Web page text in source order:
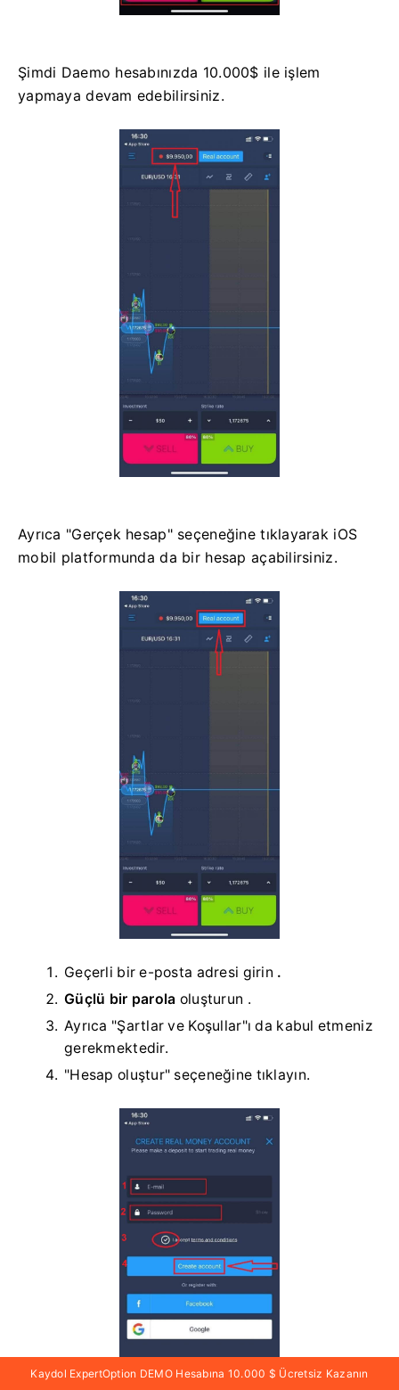
Şimdi Daemo hesabınızda 10.000$ ile işlem
yapmaya devam edebilirsiniz.
Ayrıca "Gerçek hesap" seçeneğine tıklayarak iOS
mobil platformunda da bir hesap açabilirsiniz.
Geçerli bir e-posta adresi girin .
Güçlü bir parola oluşturun .
Ayrıca "Şartlar ve Koşullar"ı da kabul etmeniz
gerekmektedir.
"Hesap oluştur" seçeneğine tıklayın.
Kaydol ExpertOption DEMO Hesabına 10.000 $ Ücretsiz Kazanın